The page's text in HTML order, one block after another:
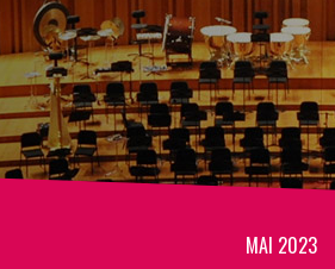
MAI 2023